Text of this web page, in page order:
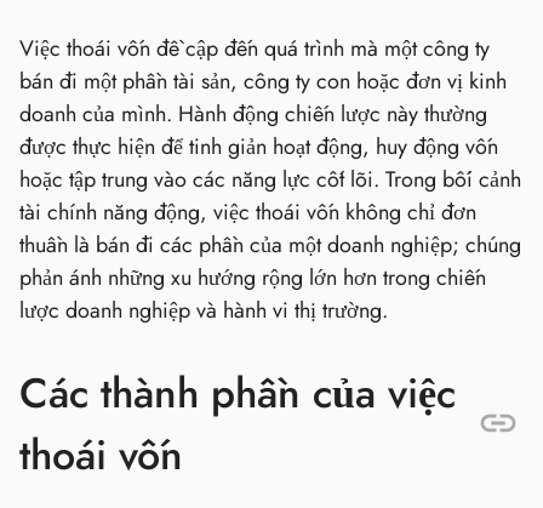
Việc thoái vốn đề cập đến quá trình mà một công ty
bán đi một phần tài sản, công ty con hoặc đơn vị kinh
doanh của mình. Hành động chiến lược này thường
được thực hiện để tinh giản hoạt động, huy động vốn
hoặc tập trung vào các năng lực cốt lõi. Trong bối cảnh
tài chính năng động, việc thoái vốn không chỉ đơn
thuần là bán đi các phần của một doanh nghiệp; chúng
phản ánh những xu hướng rộng lớn hơn trong chiến
lược doanh nghiệp và hành vi thị trường.
Các thành phần của việc
thoái vốn